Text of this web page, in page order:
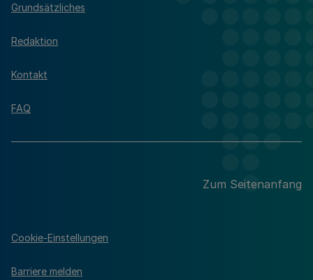
Grundsätzliches
Redaktion
Kontakt
FAQ
Zum Seitenanfang
Cookie-Einstellungen
Barriere melden